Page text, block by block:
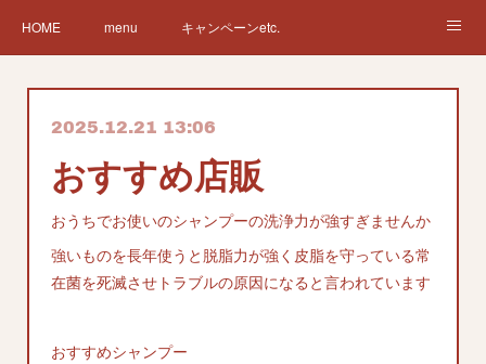
HOME menu キャンペーンetc.
サロン紹介 サービス
2025.12.21 13:06
おすすめ店販
おうちでお使いのシャンプーの洗浄力が強すぎませんか
強いものを長年使うと脱脂力が強く皮脂を守っている常
在菌を死滅させトラブルの原因になると言われています
おすすめシャンプー